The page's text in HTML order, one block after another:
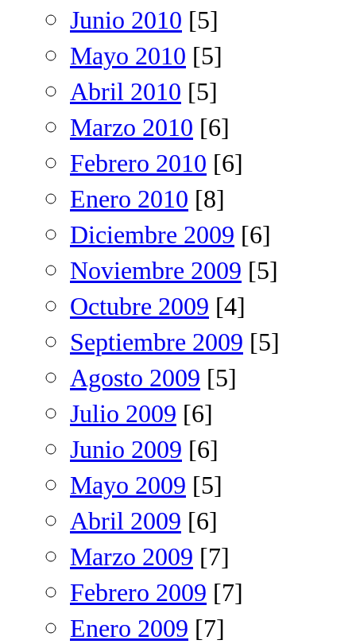
Junio 2010 [5]
Mayo 2010 [5]
Abril 2010 [5]
Marzo 2010 [6]
Febrero 2010 [6]
Enero 2010 [8]
Diciembre 2009 [6]
Noviembre 2009 [5]
Octubre 2009 [4]
Septiembre 2009 [5]
Agosto 2009 [5]
Julio 2009 [6]
Junio 2009 [6]
Mayo 2009 [5]
Abril 2009 [6]
Marzo 2009 [7]
Febrero 2009 [7]
Enero 2009 [7]